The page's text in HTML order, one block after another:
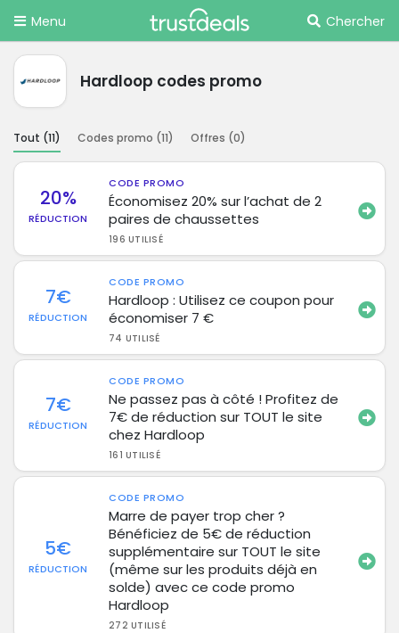
Menu Chercher
Hardloop codes promo
Tout (11) Codes promo (11) Offres (0)
20%
RÉDUCTION
CODE PROMO
Économisez 20% sur l’achat de 2
paires de chaussettes
196 UTILISÉ
7€
RÉDUCTION
CODE PROMO
Hardloop : Utilisez ce coupon pour
économiser 7 €
74 UTILISÉ
7€
RÉDUCTION
CODE PROMO
Ne passez pas à côté ! Profitez de
7€ de réduction sur TOUT le site
chez Hardloop
161 UTILISÉ
5€
RÉDUCTION
CODE PROMO
Marre de payer trop cher ?
Bénéficiez de 5€ de réduction
supplémentaire sur TOUT le site
(même sur les produits déjà en
solde) avec ce code promo
Hardloop
272 UTILISÉ